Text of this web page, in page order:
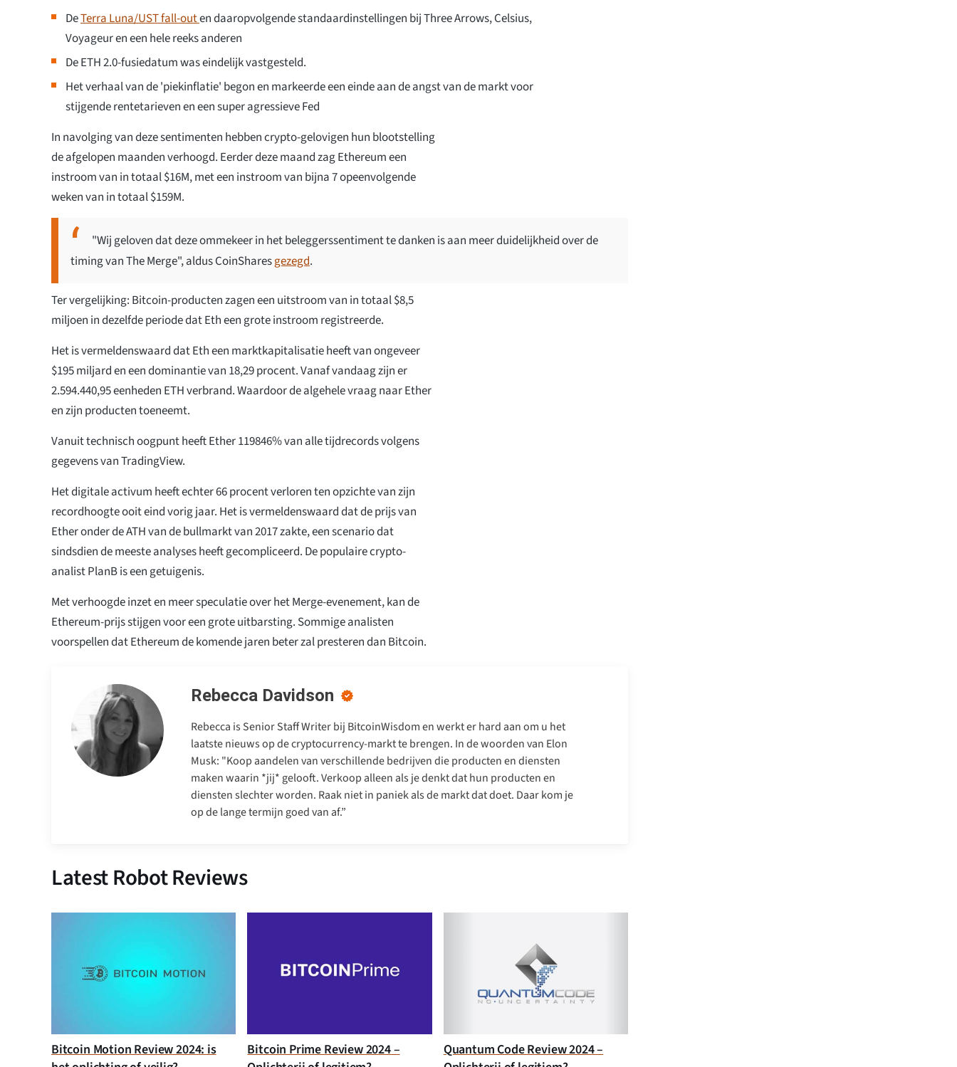
DeTerra Luna/UST fall-outen daaropvolgende standaardinstellingen bij Three Arrows, Celsius,
Voyageur en een hele reeks anderen
De ETH 2.0-fusiedatum was eindelijk vastgesteld.
Het verhaal van de 'piekinflatie' begon en markeerde een einde aan de angst van de markt voor
stijgende rentetarieven en een super agressieve Fed
In navolging van deze sentimenten hebben crypto-gelovigen hun blootstelling
de afgelopen maanden verhoogd. Eerder deze maand zag Ethereum een
instroom van in totaal $16M, met een instroom van bijna 7 opeenvolgende
weken van in totaal $159M.
"Wij geloven dat deze ommekeer in het beleggerssentiment te danken is aan meer duidelijkheid over de
timing van The Merge", aldus CoinSharesgezegd.
Ter vergelijking: Bitcoin-producten zagen een uitstroom van in totaal $8,5
miljoen in dezelfde periode dat Eth een grote instroom registreerde.
Het is vermeldenswaard dat Eth een marktkapitalisatie heeft van ongeveer
$195 miljard en een dominantie van 18,29 procent. Vanaf vandaag zijn er
2.594.440,95 eenheden ETH verbrand. Waardoor de algehele vraag naar Ether
en zijn producten toeneemt.
Vanuit technisch oogpunt heeft Ether 119846% van alle tijdrecords volgens
gegevens van TradingView.
Het digitale activum heeft echter 66 procent verloren ten opzichte van zijn
recordhoogte ooit eind vorig jaar. Het is vermeldenswaard dat de prijs van
Ether onder de ATH van de bullmarkt van 2017 zakte, een scenario dat
sindsdien de meeste analyses heeft gecompliceerd. De populaire crypto-
analist PlanB is een getuigenis.
Met verhoogde inzet en meer speculatie over het Merge-evenement, kan de
Ethereum-prijs stijgen voor een grote uitbarsting. Sommige analisten
voorspellen dat Ethereum de komende jaren beter zal presteren dan Bitcoin.
Rebecca Davidson
Rebecca is Senior Staff Writer bij BitcoinWisdom en werkt er hard aan om u het
laatste nieuws op de cryptocurrency-markt te brengen. In de woorden van Elon
Musk: "Koop aandelen van verschillende bedrijven die producten en diensten
maken waarin *jij* gelooft. Verkoop alleen als je denkt dat hun producten en
diensten slechter worden. Raak niet in paniek als de markt dat doet. Daar kom je
op de lange termijn goed van af.”
Latest Robot Reviews
Bitcoin Motion Review 2024: is
Bitcoin Prime Review 2024 –
Quantum Code Review 2024 –